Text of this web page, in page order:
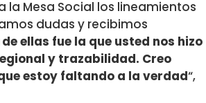
la Mesa Social los lineamientos
dudas y recibimos
de ellas fue la que usted nos hizo
y trazabilidad. Creo
estoy faltando a la verdad“,